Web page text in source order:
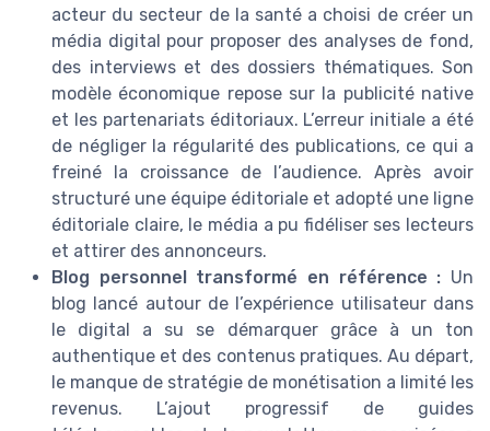
acteur du secteur de la santé a choisi de créer un
média digital pour proposer des analyses de fond,
des interviews et des dossiers thématiques. Son
modèle économique repose sur la publicité native
et les partenariats éditoriaux. L’erreur initiale a été
de négliger la régularité des publications, ce qui a
freiné la croissance de l’audience. Après avoir
structuré une équipe éditoriale et adopté une ligne
éditoriale claire, le média a pu fidéliser ses lecteurs
et attirer des annonceurs.
Blog personnel transformé en référence : Un
blog lancé autour de l’expérience utilisateur dans
le digital a su se démarquer grâce à un ton
authentique et des contenus pratiques. Au départ,
le manque de stratégie de monétisation a limité les
revenus. L’ajout progressif de guides